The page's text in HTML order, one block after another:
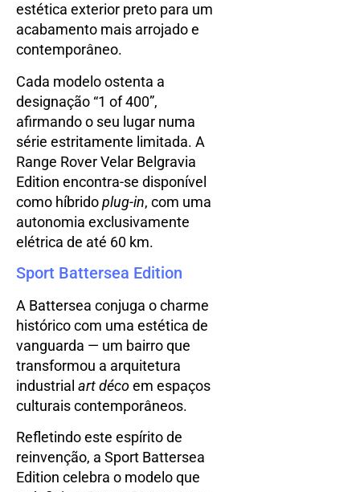
estética exterior preto para um
acabamento mais arrojado e
contemporâneo.
Cada modelo ostenta a
designação “1 of 400”,
afirmando o seu lugar numa
série estritamente limitada. A
Range Rover Velar Belgravia
Edition encontra-se disponível
como híbridoplug-in, com uma
autonomia exclusivamente
elétrica de até 60 km.
Sport Battersea Edition
A Battersea conjuga o charme
histórico com uma estética de
vanguarda — um bairro que
transformou a arquitetura
industrial art décoem espaços
culturais contemporâneos.
Refletindo este espírito de
reinvenção, a Sport Battersea
Edition celebra o modelo que